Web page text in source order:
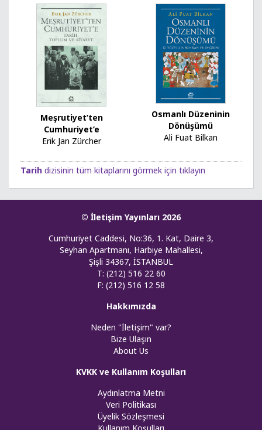
Meşrutiyet’ten
Cumhuriyet’e
Erik Jan Zürcher
Osmanlı Düzeninin
Dönüşümü
Ali Fuat Bilkan
Tarih dizisinin tüm kitaplarını görmek için tıklayın
© İletişim Yayınları 2026
Cumhuriyet Caddesi, No:36, 1. Kat, Daire 3,
Seyhan Apartmanı, Harbiye Mahallesi,
Şişli 34367, İSTANBUL
T: (212) 516 22 60
F: (212) 516 12 58
Hakkımızda
Neden "İletişim" var?
Bize Ulaşın
About Us
KVKK ve Kullanım Koşulları
Aydınlatma Metni
Veri Politikası
Üyelik Sözleşmesi